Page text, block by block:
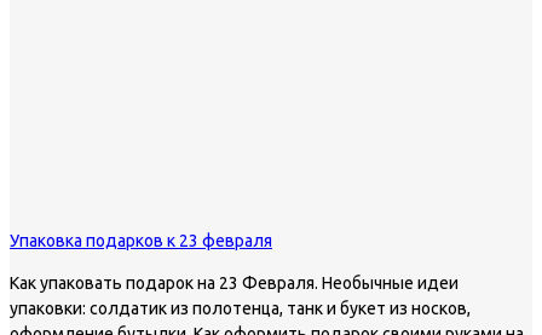
Упаковка подарков к 23 февраля
Как упаковать подарок на 23 Февраля. Необычные идеи
упаковки: солдатик из полотенца, танк и букет из носков,